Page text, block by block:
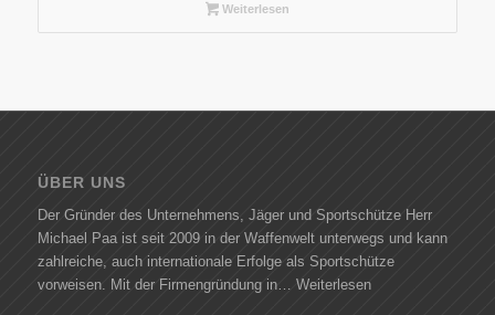
Weiterlesen
ÜBER UNS
Der Gründer des Unternehmens, Jäger und Sportschütze Herr
Michael Paa ist seit 2009 in der Waffenwelt unterwegs und kann
zahlreiche, auch internationale Erfolge als Sportschütze
vorweisen. Mit der Firmengründung in… Weiterlesen